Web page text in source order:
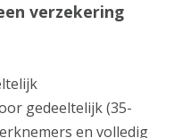
verzekering
gedeeltelijk (35-
en volledig